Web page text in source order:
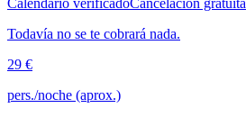
Todavía no se te cobrará nada.
29 €
pers./noche (aprox.)